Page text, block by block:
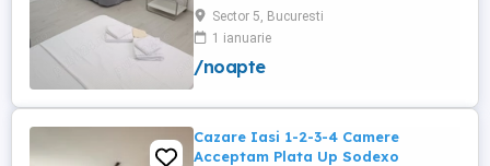
Antreprenoriatului si Turismului închiriază
in regim hotelier in zona Drumul Taberei -
Ghencea diferite tipuri de camere Camera
single cu o suprafață totală de 16mp
cu o suprafață totală de ...
Sector 5, Bucuresti
1 ianuarie
/noapte
Cazare Iasi 1-2-3-4 Camere
Acceptam Plata Up Sodexo